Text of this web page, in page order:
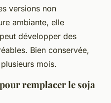
versions non
ambiante, elle
développer des
Bien conservée,
mois.
remplacer le soja